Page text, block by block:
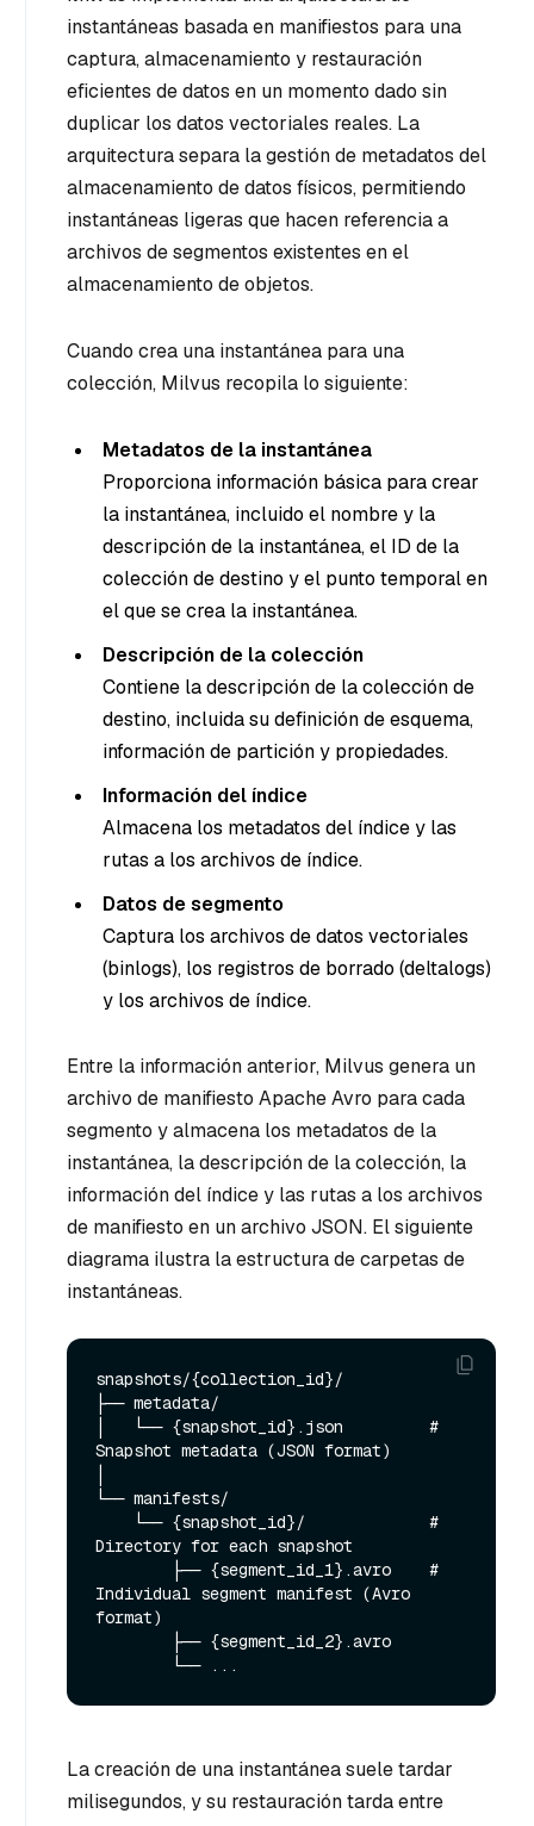
instantáneas basada en manifiestos para una
captura, almacenamiento y restauración
eficientes de datos en un momento dado sin
duplicar los datos vectoriales reales. La
arquitectura separa la gestión de metadatos del
almacenamiento de datos físicos, permitiendo
instantáneas ligeras que hacen referencia a
archivos de segmentos existentes en el
almacenamiento de objetos.
Cuando crea una instantánea para una
colección, Milvus recopila lo siguiente:
Metadatos de la instantánea
Proporciona información básica para crear
la instantánea, incluido el nombre y la
descripción de la instantánea, el ID de la
colección de destino y el punto temporal en
el que se crea la instantánea.
Descripción de la colección
Contiene la descripción de la colección de
destino, incluida su definición de esquema,
información de partición y propiedades.
Información del índice
Almacena los metadatos del índice y las
rutas a los archivos de índice.
Datos de segmento
Captura los archivos de datos vectoriales
(binlogs), los registros de borrado (deltalogs)
y los archivos de índice.
Entre la información anterior, Milvus genera un
archivo de manifiesto Apache Avro para cada
segmento y almacena los metadatos de la
instantánea, la descripción de la colección, la
información del índice y las rutas a los archivos
de manifiesto en un archivo JSON. El siguiente
diagrama ilustra la estructura de carpetas de
instantáneas.
snapshots/{collection_id}/
├── metadata/
│   └── {snapshot_id}.json         #
Snapshot metadata (JSON format)
└── manifests/
Directory for each snapshot
Individual segment manifest (Avro
format)
La creación de una instantánea suele tardar
milisegundos, y su restauración tarda entre